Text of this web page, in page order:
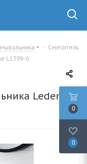
- Смеситель
L1399-6
Ledeme
0
0